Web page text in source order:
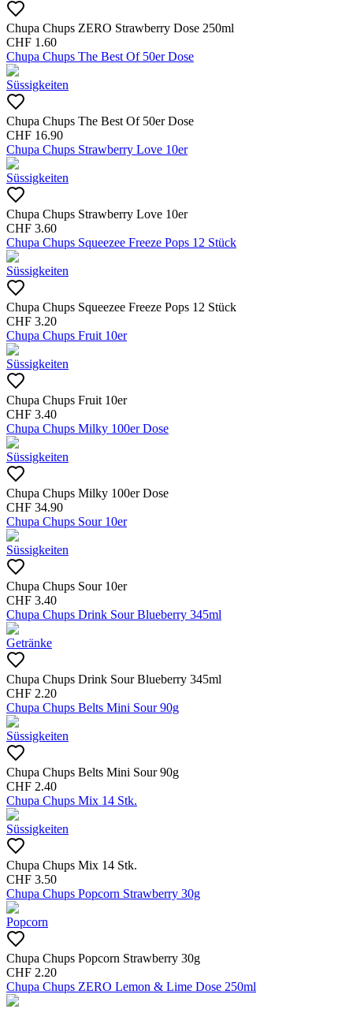
Chupa Chups ZERO Strawberry Dose 250ml
CHF 1.60
Chupa Chups The Best Of 50er Dose
Süssigkeiten
Chupa Chups The Best Of 50er Dose
CHF 16.90
Chupa Chups Strawberry Love 10er
Süssigkeiten
Chupa Chups Strawberry Love 10er
CHF 3.60
Chupa Chups Squeezee Freeze Pops 12 Stück
Süssigkeiten
Chupa Chups Squeezee Freeze Pops 12 Stück
CHF 3.20
Chupa Chups Fruit 10er
Süssigkeiten
Chupa Chups Fruit 10er
CHF 3.40
Chupa Chups Milky 100er Dose
Süssigkeiten
Chupa Chups Milky 100er Dose
CHF 34.90
Chupa Chups Sour 10er
Süssigkeiten
Chupa Chups Sour 10er
CHF 3.40
Chupa Chups Drink Sour Blueberry 345ml
Getränke
Chupa Chups Drink Sour Blueberry 345ml
CHF 2.20
Chupa Chups Belts Mini Sour 90g
Süssigkeiten
Chupa Chups Belts Mini Sour 90g
CHF 2.40
Chupa Chups Mix 14 Stk.
Süssigkeiten
Chupa Chups Mix 14 Stk.
CHF 3.50
Chupa Chups Popcorn Strawberry 30g
Popcorn
Chupa Chups Popcorn Strawberry 30g
CHF 2.20
Chupa Chups ZERO Lemon & Lime Dose 250ml